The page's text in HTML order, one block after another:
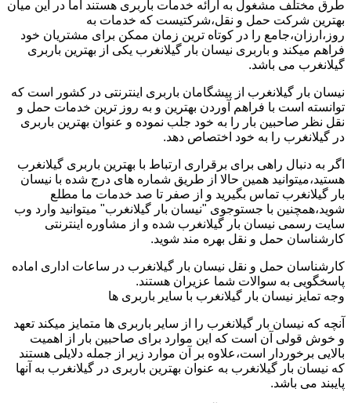
طرق مختلف مشغول به ارائه خدمات باربری هستند اما در این میان
بهترین شرکت حمل و نقل،شرکتیست که خدمات به
روز،ارزان،جامع را در کوتاه ترین زمان ممکن برای مشتریان خود
فراهم میکند و باربری نیسان بار گیلانغرب یکی از بهترین باربری
گیلانغرب می باشد.
نیسان بار گیلانغرب از پیشگامان باربری اینترنتی در کشور است که
توانسته است با فراهم آوردن بهترین و به روز ترین خدمات حمل و
نقل نظر صاحبین بار را به خود جلب نموده و عنوان بهترین باربری
در گیلانغرب را به خود اختصاص دهد.
اگر به دنبال راهی برای برقراری ارتباط با بهترین باربری گیلانغرب
هستید،میتوانید همین حالا از طریق شماره های درج شده با نیسان
بار گیلانغرب تماس بگیرید و از صفر تا صد خدمات ما مطلع
شوید،همچنین با جستوجوی "نیسان بار گیلانغرب" میتوانید وارد وب
سایت رسمی نیسان بار گیلانغرب شده و از مشاوره اینترنتی
کارشناسان حمل و نقل بهره مند شوید.
کارشناسان حمل و نقل نیسان بار گیلانغرب در ساعات اداری اماده
پاسخگویی به سوالات شما عزیران هستند.
وجه تمایز نیسان بار گیلانغرب با سایر باربری ها
آنچه که نیسان بار گیلانغرب را از سایر باربری ها متمایز میکند تعهد
و خوش قولی آن است که این موارد برای صاحبین بار از اهمیت
بالایی برخوردار است،علاوه بر آن موارد زیر از جمله دلایلی هستند
که نیسان بار گیلانغرب به عنوان بهترین باربری در گیلانغرب به آنها
پایبند می باشد.